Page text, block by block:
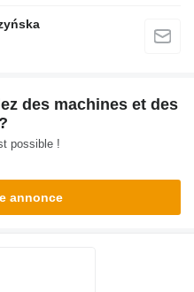
des machines et des
possible !
annonce